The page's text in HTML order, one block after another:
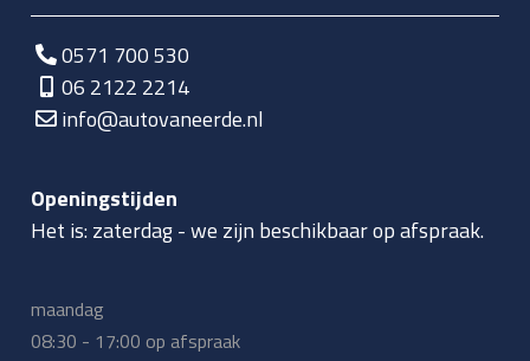
0571 700 530
06 2122 2214
info@autovaneerde.nl
Openingstijden
Het is:zaterdag-we zijn beschikbaar op afspraak.
maandag
08:30 - 17:00 op afspraak